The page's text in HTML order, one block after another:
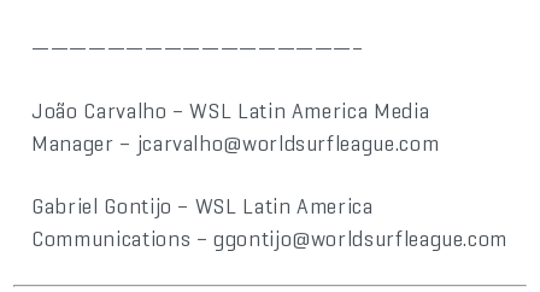
—————————————————–
João Carvalho – WSL Latin America Media
Manager – jcarvalho@worldsurfleague.com
Gabriel Gontijo – WSL Latin America
Communications – ggontijo@worldsurfleague.com